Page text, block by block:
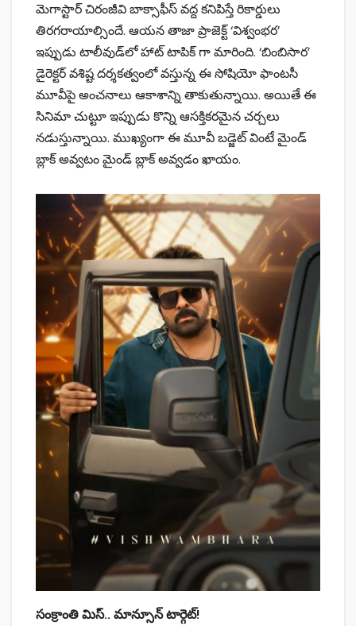
మెగాస్టార్ చిరంజీవి బాక్సాఫీస్ వద్ద కనిపిస్తే రికార్డులు
తిరగరాయాల్సిందే. ఆయన తాజా ప్రాజెక్ట్ ‘విశ్వంభర’
ఇప్పుడు టాలీవుడ్‌లో హాట్ టాపిక్ గా మారింది. ‘బింబిసార’
డైరెక్టర్ వశిష్ట దర్శకత్వంలో వస్తున్న ఈ సోషియో ఫాంటసీ
మూవీపై అంచనాలు ఆకాశాన్ని తాకుతున్నాయి. అయితే ఈ
సినిమా చుట్టూ ఇప్పుడు కొన్ని ఆసక్తికరమైన చర్చలు
నడుస్తున్నాయి. ముఖ్యంగా ఈ మూవీ బడ్జెట్ వింటే మైండ్
బ్లాక్ అవ్వటం మైండ్ బ్లాక్ అవ్వడం ఖాయం.
సంక్రాంతి మిస్.. మాన్సూన్ టార్గెట్!